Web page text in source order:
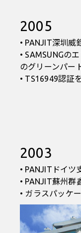
2005
• PANJIT深圳威
• SAMSUNGの
のグリーンパー
• TS16949認証
2003
• PANJITドイツ
• PANJIT蘇州群
• ガラスパッケ